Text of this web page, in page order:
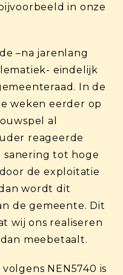
in onze
–na jarenlang
eindelijk
In de
weken eerder op
al
reageerde
tot hoge
de exploitatie
wordt dit
de gemeente. Dit
wij ons realiseren
meebetaalt.
NEN5740 is